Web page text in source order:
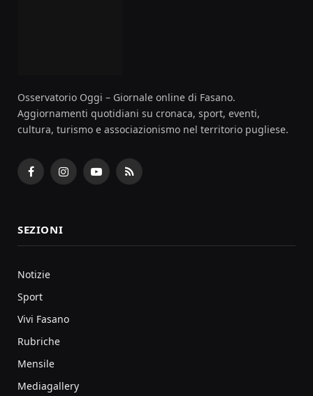
Osservatorio Oggi – Giornale online di Fasano.
Aggiornamenti quotidiani su cronaca, sport, eventi,
cultura, turismo e associazionismo nel territorio pugliese.
FacebookInstagramYouTubeRSS
SEZIONI
Notizie
Sport
Vivi Fasano
Rubriche
Mensile
Mediagallery